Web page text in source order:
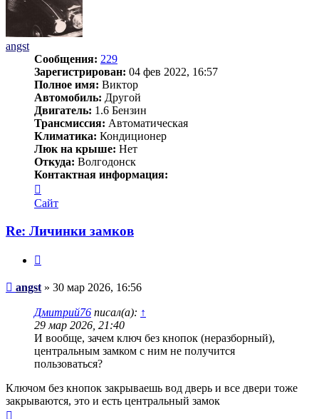
angst
Сообщения: 229
Зарегистрирован: 04 фев 2022, 16:57
Полное имя: Виктор
Автомобиль: Другой
Двигатель: 1.6 Бензин
Трансмиссия: Автоматическая
Климатика: Кондиционер
Люк на крыше: Нет
Откуда: Волгодонск
Контактная информация:
информация
пользователя
Сайт
Re: Личинки замков
Сообщение
angst» 30 мар 2026, 16:56
Дмитрий76 писал(а): ↑
29 мар 2026, 21:40
И вообще, зачем ключ без кнопок (неразборный),
центральным замком с ним не получится
пользоваться?
Ключом без кнопок закрываешь вод дверь и все двери тоже
закрываются, это и есть центральный замок